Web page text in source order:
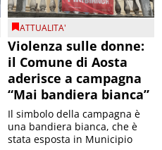
ATTUALITA'
Violenza sulle donne:
il Comune di Aosta
aderisce a campagna
“Mai bandiera bianca”
Il simbolo della campagna è
una bandiera bianca, che è
stata esposta in Municipio